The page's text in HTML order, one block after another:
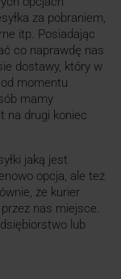
za pobraniem,
itp. Posiadając
co naprawdę nas
dostawy, który w
momentu
mamy
na drugi koniec
jaką jest
opcja, ale też
że kurier
nas miejsce.
lub